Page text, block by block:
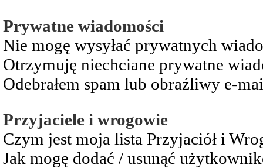
Prywatne wiadomości
Nie mogę wysyłać prywatnych
Otrzymuję niechciane prywatne
Odebrałem spam lub obraźliwy e-
Przyjaciele i wrogowie
Czym jest moja lista Przyjaciół i
Jak mogę dodać / usunąć